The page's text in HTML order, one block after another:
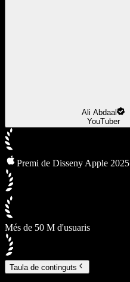
Ali Abdaal
YouTuber
Premi de Disseny Apple 2025
Més de 50 M d'usuaris
Taula de continguts